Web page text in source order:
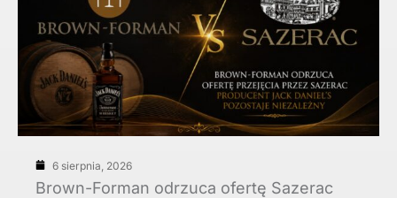
6 sierpnia, 2026
Brown-Forman odrzuca ofertę Sazerac